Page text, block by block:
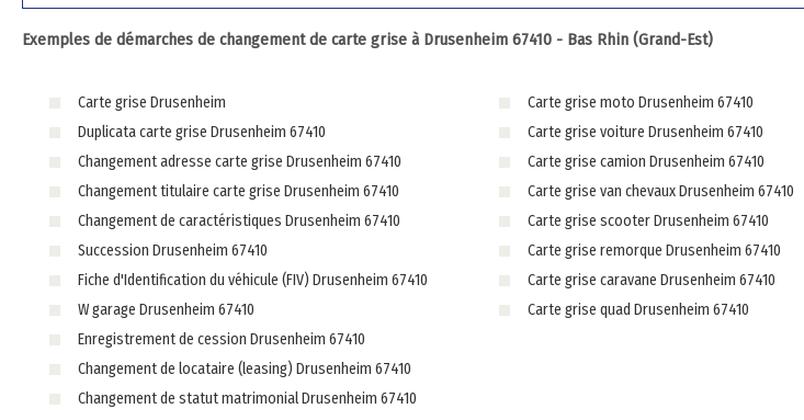
Exemples de démarches de changement de carte grise à Drusenheim 67410 - Bas Rhin (Grand-Est)
Carte grise Drusenheim
Duplicata carte grise Drusenheim 67410
Changement adresse carte grise Drusenheim 67410
Changement titulaire carte grise Drusenheim 67410
Changement de caractéristiques Drusenheim 67410
Succession Drusenheim 67410
Fiche d'Identification du véhicule (FIV) Drusenheim 67410
W garage Drusenheim 67410
Enregistrement de cession Drusenheim 67410
Changement de locataire (leasing) Drusenheim 67410
Changement de statut matrimonial Drusenheim 67410
Carte grise moto Drusenheim 67410
Carte grise voiture Drusenheim 67410
Carte grise camion Drusenheim 67410
Carte grise van chevaux Drusenheim 67410
Carte grise scooter Drusenheim 67410
Carte grise remorque Drusenheim 67410
Carte grise caravane Drusenheim 67410
Carte grise quad Drusenheim 67410